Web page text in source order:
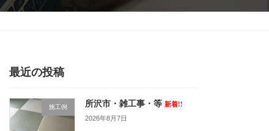
最近の投稿
施工例 所沢市・雑工事・等 新着!!
2026年8月7日